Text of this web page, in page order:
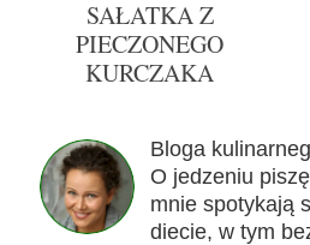
SAŁATKA Z
PIECZONEGO
KURCZAKA
Bloga
O jedzeniu
mnie spotykają
diecie, w tym